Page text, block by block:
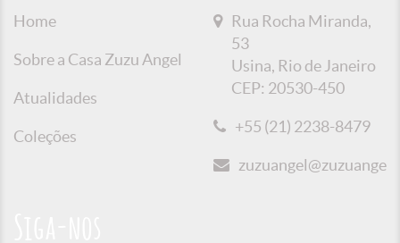
Home
Sobre a Casa Zuzu Angel
Atualidades
Coleções
Rua Rocha Miranda,
53
Usina, Rio de Janeiro
CEP: 20530-450
+55 (21) 2238-8479